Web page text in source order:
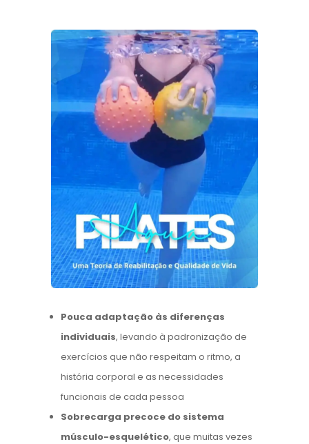
Pouca adaptação às diferenças
individuais, levando à padronização de
exercícios que não respeitam o ritmo, a
história corporal e as necessidades
funcionais de cada pessoa
Sobrecarga precoce do sistema
músculo-esquelético, que muitas vezes